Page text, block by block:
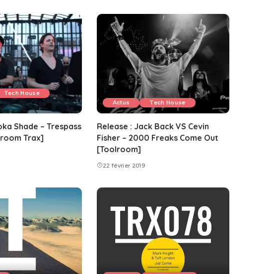
Tech House
Shade – Trespass
Trax]
Actus Tech House
Release : Jack Back VS Cevin
Fisher – 2000 Freaks Come Out
[Toolroom]
22 février 2019